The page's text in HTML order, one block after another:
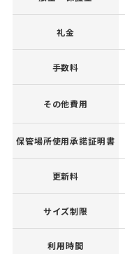
礼金
手数料
その他費用
保管場所使用承諾証明書
更新料
サイズ制限
利用時間